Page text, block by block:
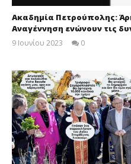
Ακαδημία Πετρούπολης:
Αναγέννηση ενώνουν τις
9 Ιουνίου 2023
0